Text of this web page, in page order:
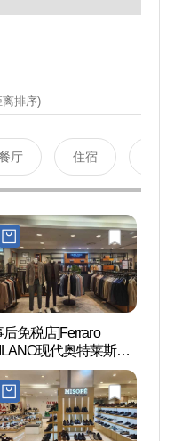
排序)
厅 住宿
后免税店]Ferraro
现代奥特莱斯加
店(페라로밀라노 현대
울렛 가산점)